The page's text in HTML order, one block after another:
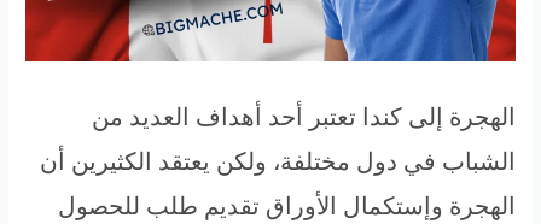
الهجرة إلى كندا تعتبر أحد أهداف العديد من
الشباب في دول مختلفة، ولكن يعتقد الكثيرين أن
الهجرة وإستكمال الأوراق تقديم طلب للحصول